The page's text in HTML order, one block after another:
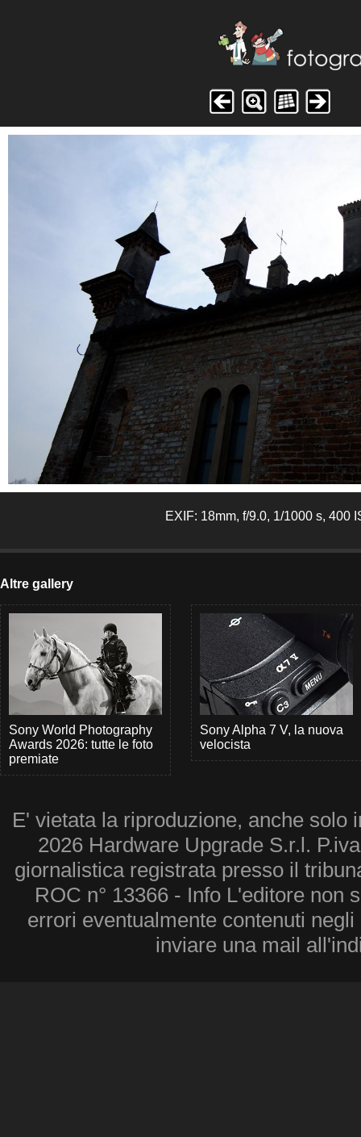
EXIF: 18mm, f/9.0, 1/1000 s, 400
Altre gallery
Sony World Photography
Awards 2026: tutte le foto
premiate
Sony Alpha 7 V, la nuova
velocista
E' vietata la riproduzione, anche solo
2026 Hardware Upgrade S.r.l.
giornalistica registrata presso il
ROC n° 13366 - Info L'editore non
errori eventualmente contenuti
inviare una mail